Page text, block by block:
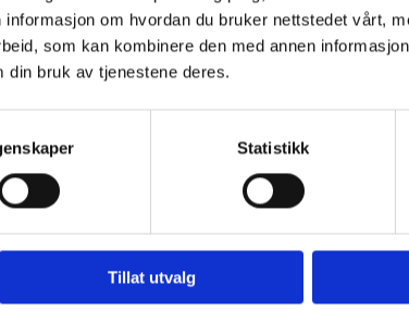
om hvordan du bruker nettstedet vårt,
som kan kombinere den med annen
din bruk av tjenestene deres.
Statistikk
Tillat utvalg